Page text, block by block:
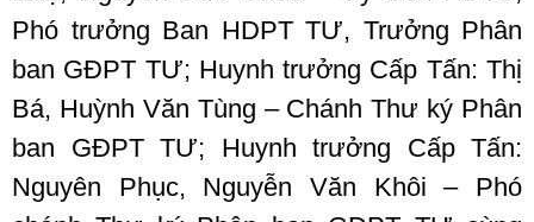
Phó trưởng Ban HDPT TƯ, Trưởng Phân
ban GĐPT TƯ; Huynh trưởng Cấp Tấn: Thị
Bá, Huỳnh Văn Tùng – Chánh Thư ký Phân
ban GĐPT TƯ; Huynh trưởng Cấp Tấn:
Nguyên Phục, Nguyễn Văn Khôi – Phó